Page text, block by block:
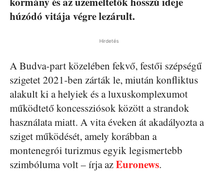
húzódó vitája végre lezárult.
Hirdetés
A Budva-part közelében fekvő, festői szépségű
szigetet 2021-ben zárták le, miután konfliktus
alakult ki a helyiek és a luxuskomplexumot
működtető koncessziósok között a strandok
használata miatt. A vita éveken át akadályozta a
sziget működését, amely korábban a
montenegrói turizmus egyik legismertebb
szimbóluma volt – írja azEuronews.